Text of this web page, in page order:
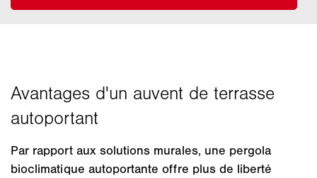
Par rapport aux solutions murales, une pergola
bioclimatique autoportante offre plus de liberté